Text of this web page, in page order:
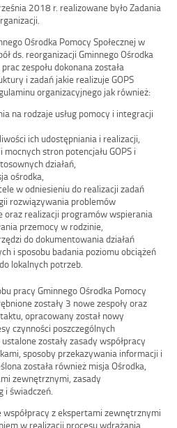
2018 r. realizowane było Zadania
Ośrodka Pomocy Społecznej w
ds. reorganizacji Gminnego Ośrodka
zespołu dokonana została
i zadań jakie realizuje GOPS
organizacyjnego jak również:
na rodzaje usług pomocy i integracji
ich udostępniania i realizacji,
mocnych stron potencjału GOPS i
działań,
ośrodka,
w odniesieniu do realizacji zadań
rozwiązywania problemów
oraz realizacji programów wspierania
przemocy w rodzinie,
do dokumentowania działań
i sposobu badania poziomu obciążeń
lokalnych potrzeb.
pracy Gminnego Ośrodka Pomocy
zostały 3 nowe zespoły oraz
opracowany został nowy
czynności poszczególnych
zostały zasady współpracy
sposoby przekazywania informacji i
została również misja Ośrodka,
zewnętrznymi, zasady
i świadczeń.
z ekspertami zewnętrznymi
w realizacji procesu wdrażania